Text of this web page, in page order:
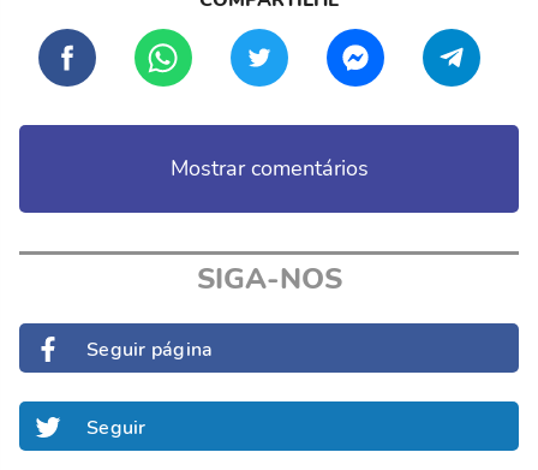
Mostrar comentários
SIGA-NOS
Seguir página
Seguir